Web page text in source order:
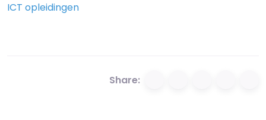
ICT opleidingen
Share: